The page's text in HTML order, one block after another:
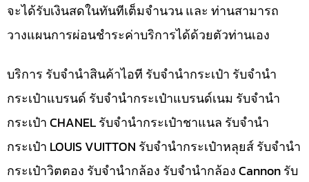
จะได้รับเงินสดในทันทีเต็มจำนวน และ ท่านสามารถ
วางแผนการผ่อนชำระค่าบริการได้ด้วยตัวท่านเอง
บริการ รับจำนำสินค้าไอที รับจำนำกระเป๋า รับจำนำ
กระเป๋าแบรนด์ รับจำนำกระเป๋าแบรนด์เนม รับจำนำ
กระเป๋า CHANEL รับจำนำกระเป๋าชาแนล รับจำนำ
กระเป๋า LOUIS VUITTON รับจำนำกระเป๋าหลุยส์ รับจำนำ
กระเป๋าวิตตอง รับจำนำกล้อง รับจำนำกล้อง Cannon รับ